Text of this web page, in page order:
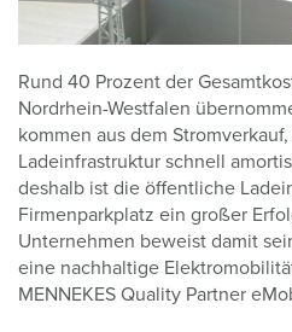
Rund 40 Prozent der
Nordrhein-Westfalen
kommen aus dem
Ladeinfrastruktur schnell
deshalb ist die öffentliche
Firmenparkplatz ein großer
Unternehmen beweist damit
eine nachhaltige
MENNEKES Quality Partner